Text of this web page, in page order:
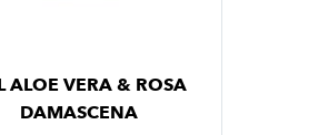
ALOE VERA & ROSA
DAMASCENA